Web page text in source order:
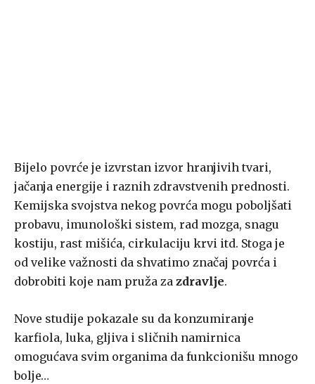
Bijelo povrće je izvrstan izvor hranjivih tvari,
jačanja energije i raznih zdravstvenih prednosti.
Kemijska svojstva nekog povrća mogu poboljšati
probavu, imunološki sistem, rad mozga, snagu
kostiju, rast mišića, cirkulaciju krvi itd. Stoga je
od velike važnosti da shvatimo značaj povrća i
dobrobiti koje nam pruža za zdravlje.
Nove studije pokazale su da konzumiranje
karfiola, luka, gljiva i sličnih namirnica
omogućava svim organima da funkcionišu mnogo
bolje…